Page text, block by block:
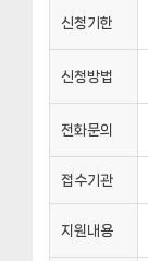
신청기한
신청방법
전화문의
접수기관
지원내용